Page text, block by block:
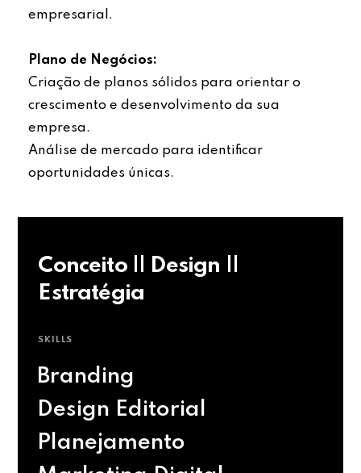
empresarial.
Plano de Negócios:
Criação de planos sólidos para orientar o
crescimento e desenvolvimento da sua
empresa.
Análise de mercado para identificar
oportunidades únicas.
Conceito || Design ||
Estratégia
SKILLS
Branding
Design Editorial
Planejamento